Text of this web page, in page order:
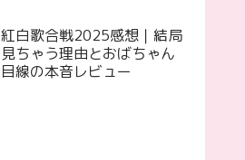
紅白歌合戦2025感想｜結局
見ちゃう理由とおばちゃん
目線の本音レビュー